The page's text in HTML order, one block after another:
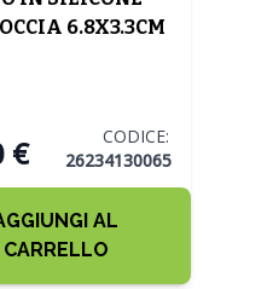
6.8X3.3CM
€
CODICE:
26234130065
AL
CARRELLO